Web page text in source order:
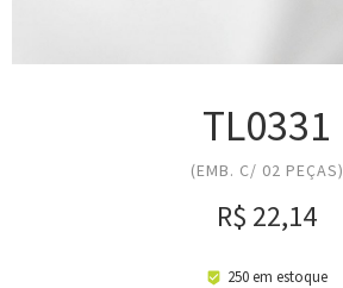
TL0331
(EMB. C/ 02 PEÇAS)
R$ 22,14
250 em estoque